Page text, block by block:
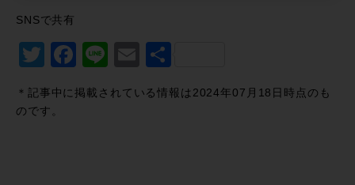
SNSで共有
Twitter
Facebook
LineEmail
＊記事中に掲載されている情報は2024年07月18日時点のも
のです。